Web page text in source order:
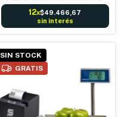
12x$49.466,67
sin interés
SIN STOCK
GRATIS